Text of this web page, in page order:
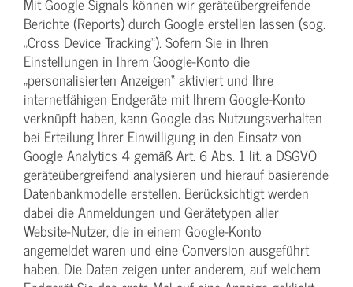
Berichte (Reports) durch Google erstellen lassen (sog.
„Cross Device Tracking“). Sofern Sie in Ihren
Einstellungen in Ihrem Google-Konto die
„personalisierten Anzeigen“ aktiviert und Ihre
internetfähigen Endgeräte mit Ihrem Google-Konto
verknüpft haben, kann Google das Nutzungsverhalten
bei Erteilung Ihrer Einwilligung in den Einsatz von
Google Analytics 4 gemäß Art. 6 Abs. 1 lit. a DSGVO
geräteübergreifend analysieren und hierauf basierende
Datenbankmodelle erstellen. Berücksichtigt werden
dabei die Anmeldungen und Gerätetypen aller
Website-Nutzer, die in einem Google-Konto
angemeldet waren und eine Conversion ausgeführt
haben. Die Daten zeigen unter anderem, auf welchem